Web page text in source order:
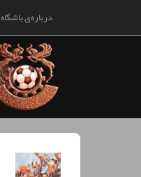
درباره‌ی باشگاه